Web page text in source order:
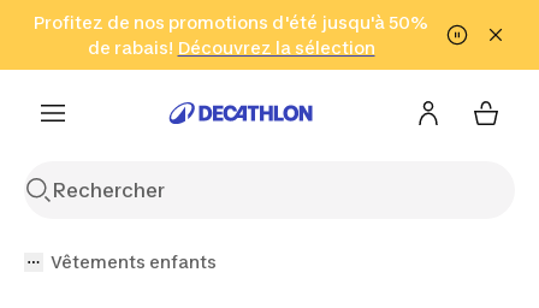
Aller à la recherche Aller au contenu Aller au pied de
Profitez de nos promotions d'été jusqu'à 50%
de rabais! Découvrez la sélection
Cliquez ici
en seulement 2 h!
(Zones sélectionnées)
Vêtements enfants